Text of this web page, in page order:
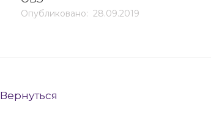
Опубликовано: 28.09.2019
Вернуться